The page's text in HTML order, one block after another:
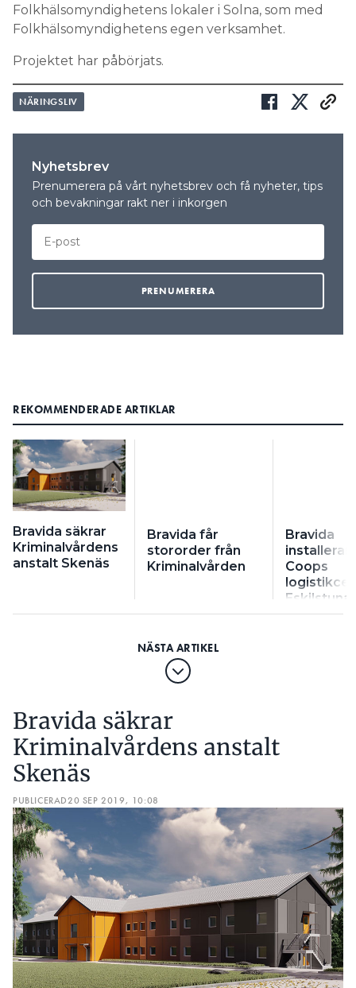
Folkhälsomyndighetens lokaler i Solna, som med
Folkhälsomyndighetens egen verksamhet.
Projektet har påbörjats.
NÄRINGSLIV
Nyhetsbrev
Prenumerera på vårt nyhetsbrev och få nyheter, tips
och bevakningar rakt ner i inkorgen
REKOMMENDERADE ARTIKLAR
Bravida säkrar
Kriminalvårdens
anstalt Skenäs
Bravida får
stororder från
Kriminalvården
Bravida
installerar i
Coops
Eskilstuna
Bravida säkrar
Kriminalvårdens anstalt
Skenäs
PUBLICERAD20 SEP 2019, 10:08